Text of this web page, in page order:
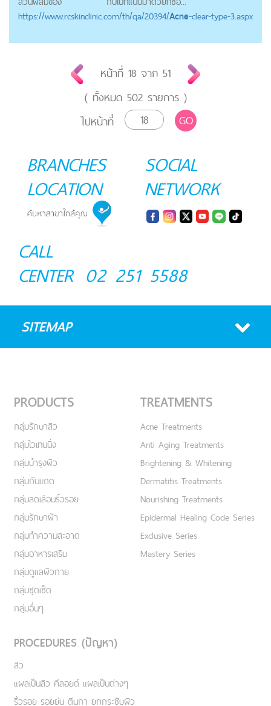
https://www.rcskinclinic.com/th/qa/20394/Acne-clear-type-3.aspx
หน้าที่ 18 จาก 51
( ทั้งหมด 502รายการ )
ไปหน้าที่
GO
BRANCHES
LOCATION
SOCIAL
NETWORK
CALL
CENTER 02 251 5588
SITEMAP
PRODUCTS
กลุ่มรักษาสิว
กลุ่มไวเทนนิ่ง
กลุ่มบำรุงผิว
กลุ่มกันแดด
กลุ่มลดเลือนริ้วรอย
กลุ่มรักษาฝ้า
กลุ่มทำความสะอาด
กลุ่มอาหารเสริม
กลุ่มดูแลผิวกาย
กลุ่มชุดเซ็ต
กลุ่มอื่นๆ
TREATMENTS
Acne Treatments
Anti Aging Treatments
Brightening & Whitening
Dermatitis Treatments
Nourishing Treatments
Epidermal Healing Code Series
Exclusive Series
Mastery Series
PROCEDURES (ปัญหา)
สิว
แผลเป็นสิว คีลอยด์ แผลเป็นต่างๆ
ริ้วรอย รอยย่น ตีนกา ยกกระชับผิว